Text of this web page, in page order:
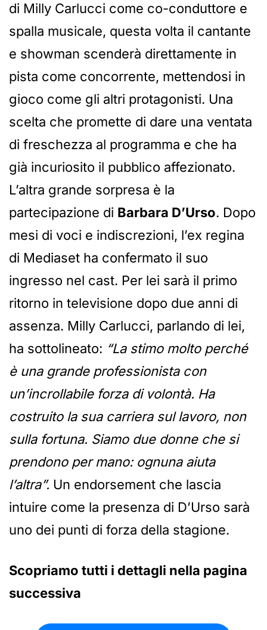
di Milly Carlucci come co-conduttore e
spalla musicale, questa volta il cantante
e showman scenderà direttamente in
pista come concorrente, mettendosi in
gioco come gli altri protagonisti. Una
scelta che promette di dare una ventata
di freschezza al programma e che ha
già incuriosito il pubblico affezionato.
L’altra grande sorpresa è la
partecipazione di Barbara D’Urso. Dopo
mesi di voci e indiscrezioni, l’ex regina
di Mediaset ha confermato il suo
ingresso nel cast. Per lei sarà il primo
ritorno in televisione dopo due anni di
assenza. Milly Carlucci, parlando di lei,
ha sottolineato: “La stimo molto perché
è una grande professionista con
un’incrollabile forza di volontà. Ha
costruito la sua carriera sul lavoro, non
sulla fortuna. Siamo due donne che si
prendono per mano: ognuna aiuta
l’altra”. Un endorsement che lascia
intuire come la presenza di D’Urso sarà
uno dei punti di forza della stagione.
Scopriamo tutti i dettagli nella pagina
successiva